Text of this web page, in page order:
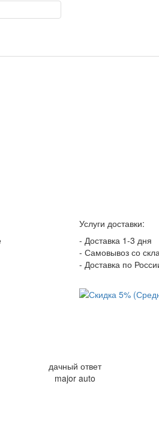
Услуги доставки:
- Доставка 1-3 дня
- Самовывоз со
- Доставка по